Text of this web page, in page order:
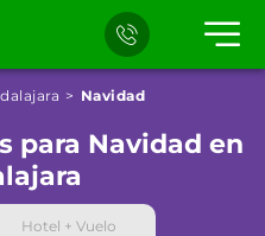
Navidad
para Navidad en
Hotel + Vuelo